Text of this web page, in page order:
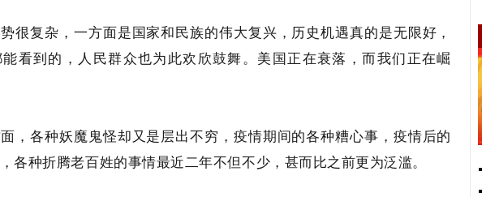
很复杂，一方面是国家和民族的伟大复兴，历史机遇真的是无限好，
看到的，人民群众也为此欢欣鼓舞。美国正在衰落，而我们正在崛
，各种妖魔鬼怪却又是层出不穷，疫情期间的各种糟心事，疫情后的
各种折腾老百姓的事情最近二年不但不少，甚而比之前更为泛滥。